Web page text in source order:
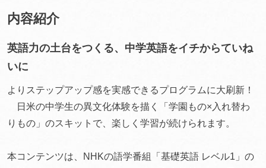
内容紹介
英語力の土台をつくる、中学英語をイチからていね
いに
よりステップアップ感を実感できるプログラムに大刷新！
日米の中学生の異文化体験を描く「学園もの×入れ替わ
りもの」のスキットで、楽しく学習が続けられます。
本コンテンツは、NHKの語学番組「基礎英語 レベル1」の